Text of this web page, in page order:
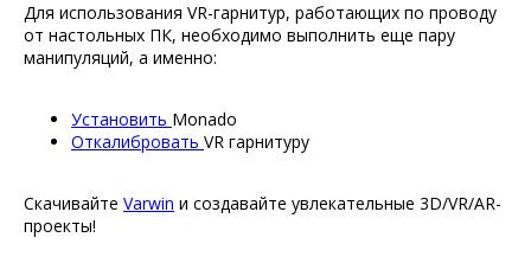
Для использования VR-гарнитур, работающих по проводу
от настольных ПК, необходимо выполнить еще пару
манипуляций, а именно:
Установить Monado
Откалибровать VR гарнитуру
Скачивайте Varwin и создавайте увлекательные 3D/VR/AR-
проекты!